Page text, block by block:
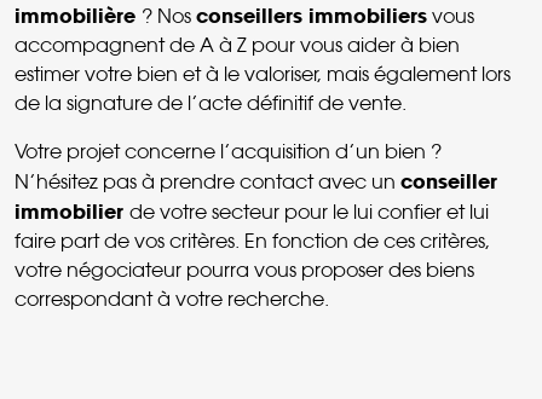
immobilière ? Nos conseillers immobiliers vous
accompagnent de A à Z pour vous aider à bien
estimer votre bien et à le valoriser, mais également lors
de la signature de l’acte définitif de vente.
Votre projet concerne l’acquisition d’un bien ?
N’hésitez pas à prendre contact avec un conseiller
immobilier de votre secteur pour le lui confier et lui
faire part de vos critères. En fonction de ces critères,
votre négociateur pourra vous proposer des biens
correspondant à votre recherche.